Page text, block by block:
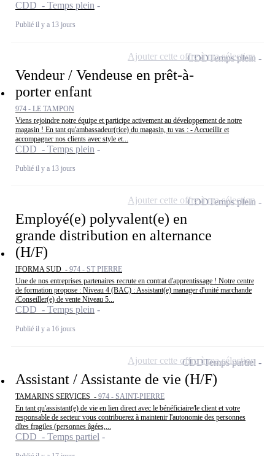
CDD - Temps plein
Publié il y a 13 jours
Vendeur / Vendeuse en prêt-à-
porter enfant
974 - LE TAMPON
Viens rejoindre notre équipe et participe activement au développement de notre
magasin ! En tant qu'ambassadeur(rice) du magasin, tu vas : - Accueillir et
accompagner nos clients avec style et...
CDD - Temps plein
Publié il y a 13 jours
CDDTemps plein
Ajouter cette offre à ma sélection
Employé(e) polyvalent(e) en
grande distribution en alternance
(H/F)
IFORMA SUD - 974 - ST PIERRE
Une de nos entreprises partenaires recrute en contrat d'apprentissage ! Notre centre
de formation propose : Niveau 4 (BAC) : Assistant(e) manager d'unité marchande
/Conseiller(e) de vente Niveau 5...
CDD - Temps plein
Publié il y a 16 jours
CDDTemps plein
Ajouter cette offre à ma sélection
Assistant / Assistante de vie (H/F)
TAMARINS SERVICES - 974 - SAINT-PIERRE
En tant qu'assistant(e) de vie en lien direct avec le bénéficiaire/le client et votre
responsable de secteur vous contribuerez à maintenir l'autonomie des personnes
dîtes fragiles (personnes âgées,...
CDD - Temps partiel
CDDTemps partiel
Ajouter cette offre à ma sélection